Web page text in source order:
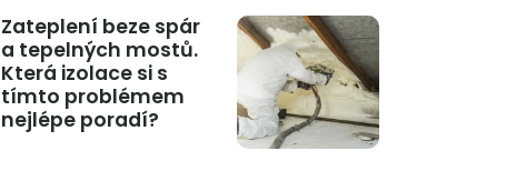
Zateplení beze spár
a tepelných mostů.
Která izolace si s
tímto problémem
nejlépe poradí?